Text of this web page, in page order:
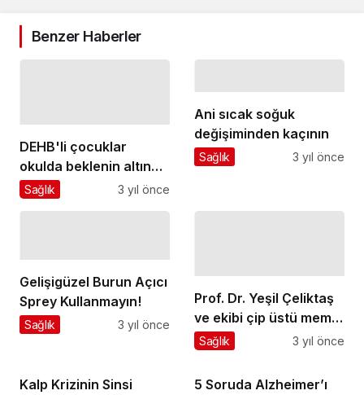
Benzer Haberler
DEHB'li çocuklar
okulda beklenin altında
performans
Sağlık 3 yıl önce
Ani sıcak soğuk
değişiminden kaçının
Sağlık 3 yıl önce
Gelişigüzel Burun Açıcı
Sprey Kullanmayın!
Sağlık 3 yıl önce
Prof. Dr. Yeşil Çeliktaş
ve ekibi çip üstü meme
kanseri modeli
Sağlık 3 yıl önce
Kalp Krizinin Sinsi
5 Soruda Alzheimer’ı